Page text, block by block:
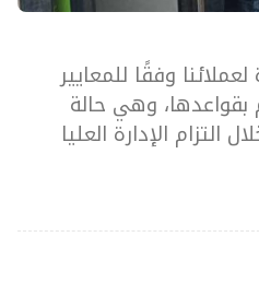
وفقًا للمعايير
بقواعدها، وهي حالة
الإدارة العليا